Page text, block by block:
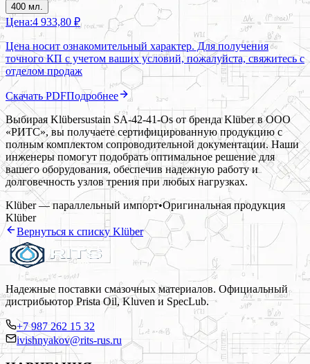
400 мл.
Цена:4 933,80 ₽
Цена носит ознакомительный характер. Для получения
точного КП с учетом ваших условий, пожалуйста, свяжитесь с
отделом продаж
Скачать PDFПодробнее
Выбирая Klübersustain SA-42-41-Os от бренда Klüber в ООО
«РИТС», вы получаете сертифицированную продукцию с
полным комплектом сопроводительной документации. Наши
инженеры помогут подобрать оптимальное решение для
вашего оборудования, обеспечив надежную работу и
долговечность узлов трения при любых нагрузках.
Klüber — параллельный импорт•Оригинальная продукция
Klüber
Вернуться к списку Klüber
Надежные поставки смазочных материалов. Официальный
дистрибьютор Prista Oil, Kluven и SpecLub.
+7 987 262 15 32
ivishnyakov@rits-rus.ru